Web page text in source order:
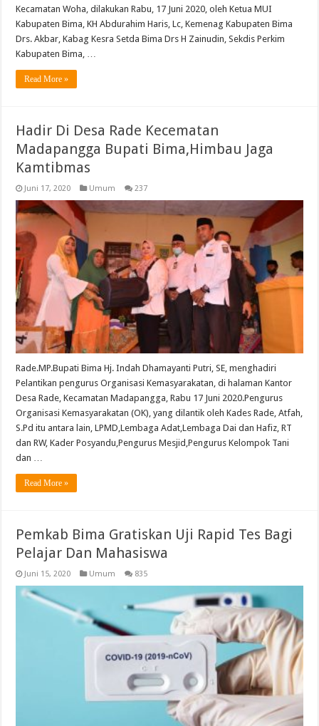
Kecamatan Woha, dilakukan Rabu, 17 Juni 2020, oleh Ketua MUI
Kabupaten Bima, KH Abdurahim Haris, Lc, Kemenag Kabupaten Bima
Drs. Akbar, Kabag Kesra Setda Bima Drs H Zainudin, Sekdis Perkim
Kabupaten Bima, …
Read More »
Hadir Di Desa Rade Kecematan
Madapangga Bupati Bima,Himbau Jaga
Kamtibmas
Juni 17, 2020 Umum 237
Rade.MP.Bupati Bima Hj. Indah Dhamayanti Putri, SE, menghadiri
Pelantikan pengurus Organisasi Kemasyarakatan, di halaman Kantor
Desa Rade, Kecamatan Madapangga, Rabu 17 Juni 2020.Pengurus
Organisasi Kemasyarakatan (OK), yang dilantik oleh Kades Rade, Atfah,
S.Pd itu antara lain, LPMD,Lembaga Adat,Lembaga Dai dan Hafiz, RT
dan RW, Kader Posyandu,Pengurus Mesjid,Pengurus Kelompok Tani
dan …
Read More »
Pemkab Bima Gratiskan Uji Rapid Tes Bagi
Pelajar Dan Mahasiswa
Juni 15, 2020 Umum 835